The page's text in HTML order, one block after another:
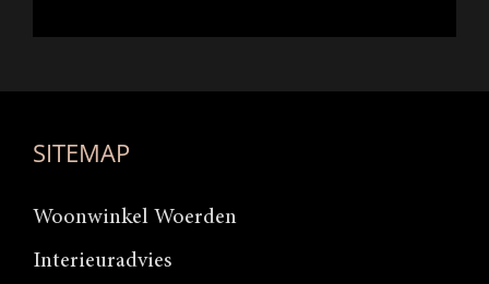
SITEMAP
Woonwinkel Woerden
Interieuradvies